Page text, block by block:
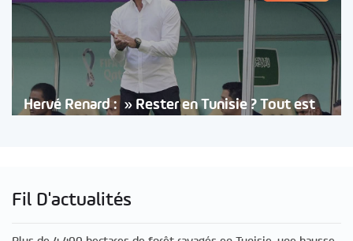
Hervé Renard : » Rester en Tunisie ? Tout est
Fil D'actualités